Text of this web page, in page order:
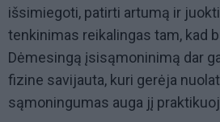
išsimiegoti, patirti artumą ir
tenkinimas reikalingas tam, kad
Dėmesingą įsisąmoninimą dar
fizine savijauta, kuri gerėja
sąmoningumas auga jį